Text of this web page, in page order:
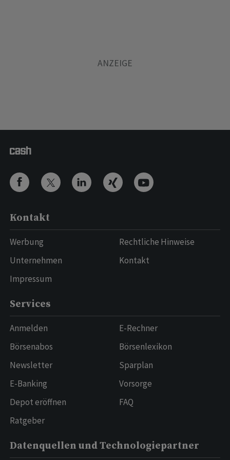
Kontakt
Werbung
Unternehmen
Impressum
Rechtliche Hinweise
Kontakt
Services
Anmelden
Börsenabos
Newsletter
E-Banking
Depot eröffnen
Ratgeber
E-Rechner
Börsenlexikon
Sparplan
Vorsorge
FAQ
Datenquellen und Technologiepartner